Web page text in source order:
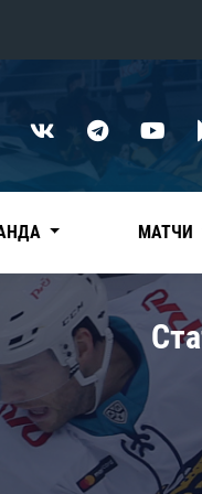
Нефтехимик
Трактор
Дивизион Чернышева
Авангард
Адмирал
КХЛ
МАТЧИ